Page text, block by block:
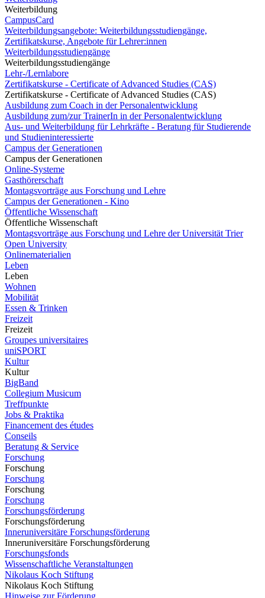
Weiterbildung
CampusCard
Weiterbildungsangebote: Weiterbildungsstudiengänge,
Zertifikatskurse, Angebote für Lehrer:innen
Weiterbildungsstudiengänge
Weiterbildungsstudiengänge
Lehr-/Lernlabore
Zertifikatskurse - Certificate of Advanced Studies (CAS)
Zertifikatskurse - Certificate of Advanced Studies (CAS)
Ausbildung zum Coach in der Personalentwicklung
Ausbildung zum/zur TrainerIn in der Personalentwicklung
Aus- und Weiterbildung für Lehrkräfte - Beratung für Studierende
und Studieninteressierte
Campus der Generationen
Campus der Generationen
Online-Systeme
Gasthörerschaft
Montagsvorträge aus Forschung und Lehre
Campus der Generationen - Kino
Öffentliche Wissenschaft
Öffentliche Wissenschaft
Montagsvorträge aus Forschung und Lehre der Universität Trier
Open University
Onlinematerialien
Leben
Leben
Wohnen
Mobilität
Essen & Trinken
Freizeit
Freizeit
Groupes universitaires
uniSPORT
Kultur
Kultur
BigBand
Collegium Musicum
Treffpunkte
Jobs & Praktika
Financement des études
Conseils
Beratung & Service
Forschung
Forschung
Forschung
Forschung
Forschung
Forschungsförderung
Forschungsförderung
Inneruniversitäre Forschungsförderung
Inneruniversitäre Forschungsförderung
Forschungsfonds
Wissenschaftliche Veranstaltungen
Nikolaus Koch Stiftung
Nikolaus Koch Stiftung
Hinweise zur Förderung